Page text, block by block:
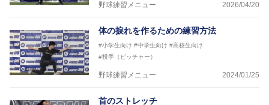
野球練習メニュー 2026/04/20
体の捩れを作るための練習方法
#小学生向け #中学生向け #高校生向け
#投手（ピッチャー）
野球練習メニュー 2024/01/25
首のストレッチ